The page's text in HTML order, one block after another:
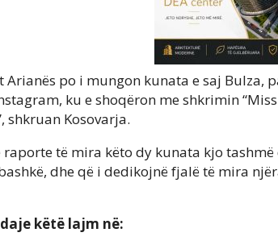
Arianës po i mungon kunata e saj Bulza,
ku e shoqëron me shkrimin
shkruan Kosovarja.
raporte të mira këto dy kunata kjo
dhe që i dedikojnë fjalë të mira
këtë lajm në: